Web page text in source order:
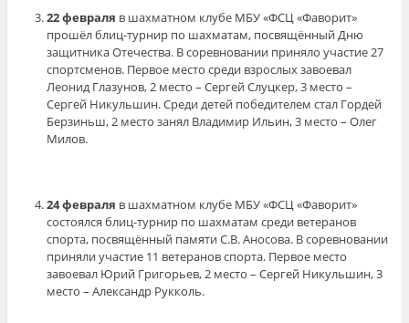
22 февраля в шахматном клубе МБУ «ФСЦ «Фаворит»
прошёл блиц-турнир по шахматам, посвящённый Дню
защитника Отечества. В соревновании приняло участие 27
спортсменов. Первое место среди взрослых завоевал
Леонид Глазунов, 2 место – Сергей Слуцкер, 3 место –
Сергей Никульшин. Среди детей победителем стал Гордей
Берзиньш, 2 место занял Владимир Ильин, 3 место – Олег
Милов.
24 февраля в шахматном клубе МБУ «ФСЦ «Фаворит»
состоялся блиц-турнир по шахматам среди ветеранов
спорта, посвящённый памяти С.В. Аносова. В соревновании
приняли участие 11 ветеранов спорта. Первое место
завоевал Юрий Григорьев, 2 место – Сергей Никульшин, 3
место – Александр Рукколь.